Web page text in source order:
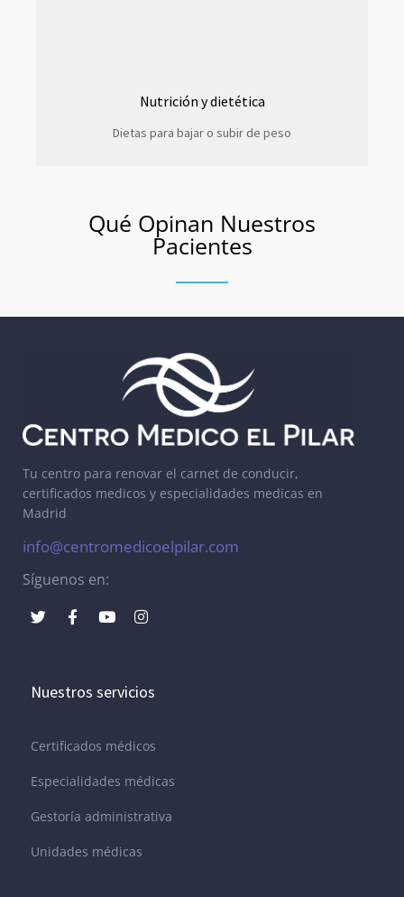
Nutrición y dietética
Dietas para bajar o subir de peso
Qué Opinan Nuestros
Pacientes
Tu centro para renovar el carnet de conducir,
certificados medicos y especialidades medicas en
Madrid
info@centromedicoelpilar.com
Síguenos en:
Nuestros servicios
Certificados médicos
Especialidades médicas
Gestoría administrativa
Unidades médicas